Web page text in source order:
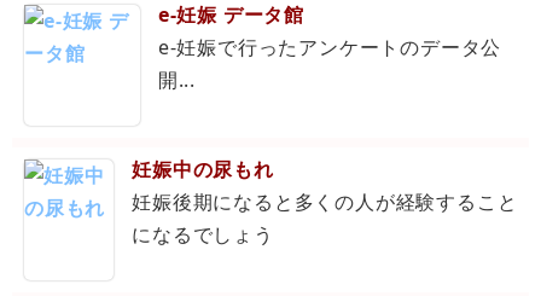
e-妊娠 データ館
e-妊娠で行ったアンケートのデータ公
開...
妊娠中の尿もれ
妊娠後期になると多くの人が経験すること
になるでしょう